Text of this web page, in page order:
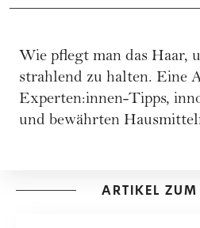
Wie pflegt man das Haar,
strahlend zu halten. Eine
Experten:innen-Tipps,
und bewährten
ARTIKEL